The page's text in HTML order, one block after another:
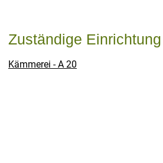
Zuständige Einrichtung
Kämmerei - A 20